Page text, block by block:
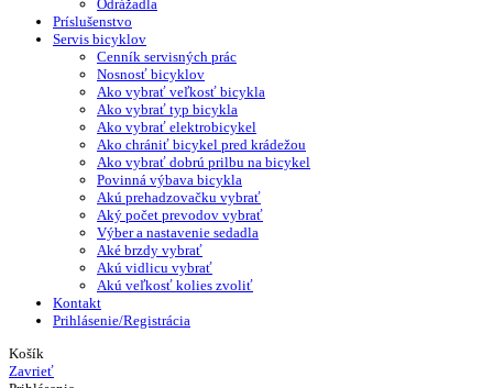
Odrážadla
Príslušenstvo
Servis bicyklov
Cenník servisných prác
Nosnosť bicyklov
Ako vybrať veľkosť bicykla
Ako vybrať typ bicykla
Ako vybrať elektrobicykel
Ako chrániť bicykel pred krádežou
Ako vybrať dobrú prilbu na bicykel
Povinná výbava bicykla
Akú prehadzovačku vybrať
Aký počet prevodov vybrať
Výber a nastavenie sedadla
Aké brzdy vybrať
Akú vidlicu vybrať
Akú veľkosť kolies zvoliť
Kontakt
Prihlásenie/Registrácia
Košík
Zavrieť